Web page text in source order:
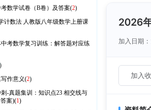
数学试卷（B卷）及答案(2)
计数法 人教版八年级数学上册课
考数学复习训练：解答题对应练
作意义(2)
-真题集训：知识点23 相交线与
案)(1)
2026
加入日期：
加入